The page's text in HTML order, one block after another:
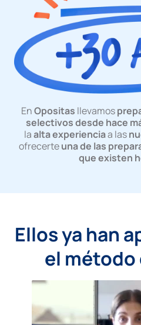
EnOpositas llevamos
selectivos desde hace
laalta experienciaa las
ofrecerteuna de las
que existen
Ellos ya han
el